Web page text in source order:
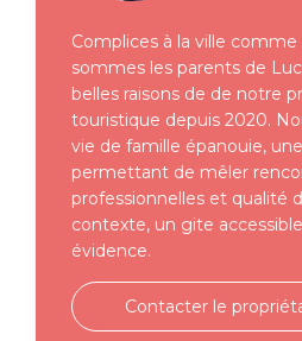
Complices à la ville
sommes les parents de
belles raisons de de notre
touristique depuis 2020.
vie de famille épanouie,
permettant de mêler
professionnelles et qualité
contexte, un gite
évidence.
Contacter le